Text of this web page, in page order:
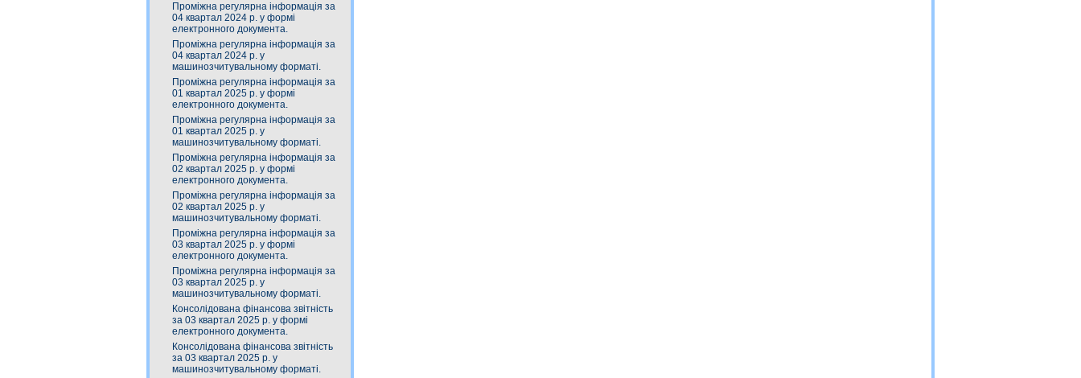
Проміжна регулярна інформація за
04 квартал 2024 р. у формі
електронного документа.
Проміжна регулярна інформація за
04 квартал 2024 р. у
машинозчитувальному форматі.
Проміжна регулярна інформація за
01 квартал 2025 р. у формі
електронного документа.
Проміжна регулярна інформація за
01 квартал 2025 р. у
машинозчитувальному форматі.
Проміжна регулярна інформація за
02 квартал 2025 р. у формі
електронного документа.
Проміжна регулярна інформація за
02 квартал 2025 р. у
машинозчитувальному форматі.
Проміжна регулярна інформація за
03 квартал 2025 р. у формі
електронного документа.
Проміжна регулярна інформація за
03 квартал 2025 р. у
машинозчитувальному форматі.
Консолідована фінансова звітність
за 03 квартал 2025 р. у формі
електронного документа.
Консолідована фінансова звітність
за 03 квартал 2025 р. у
машинозчитувальному форматі.